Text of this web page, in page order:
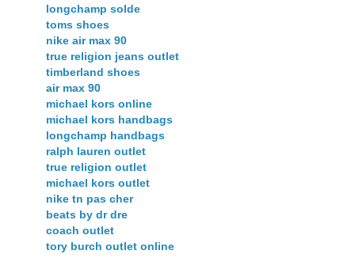
longchamp solde
toms shoes
nike air max 90
true religion jeans outlet
timberland shoes
air max 90
michael kors online
michael kors handbags
longchamp handbags
ralph lauren outlet
true religion outlet
michael kors outlet
nike tn pas cher
beats by dr dre
coach outlet
tory burch outlet online